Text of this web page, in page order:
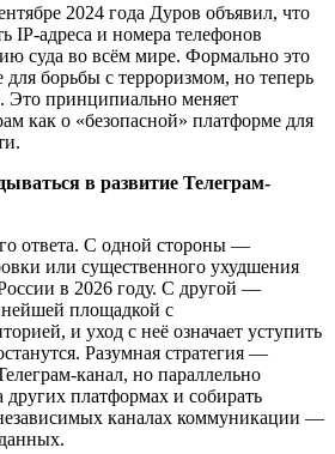
2024 года Дуров объявил, что
IP-адреса и номера телефонов
суда во всём мире. Формально это
для борьбы с терроризмом, но теперь
Это принципиально меняет
как о «безопасной» платформе для
в развитие Телеграм-
ответа. С одной стороны —
или существенного ухудшения
в 2026 году. С другой —
площадкой с
и уход с неё означает уступить
Разумная стратегия —
канал, но параллельно
других платформах и собирать
каналах коммуникации —